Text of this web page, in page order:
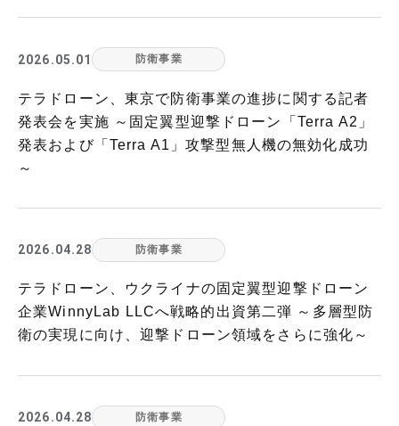
2026.05.01 防衛事業
テラドローン、東京で防衛事業の進捗に関する記者
発表会を実施 ～固定翼型迎撃ドローン「Terra A2」
発表および「Terra A1」攻撃型無人機の無効化成功
～
2026.04.28 防衛事業
テラドローン、ウクライナの固定翼型迎撃ドローン
企業WinnyLab LLCへ戦略的出資第二弾 ～多層型防
衛の実現に向け、迎撃ドローン領域をさらに強化～
2026.04.28 防衛事業